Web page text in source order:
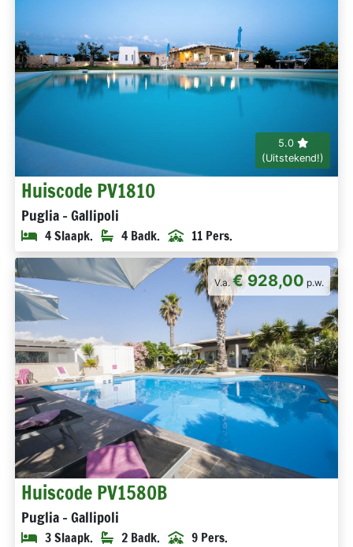
5.0
(Uitstekend!)
Huiscode PV1810
Puglia - Gallipoli
4 Slaapk. 4 Badk. 11 Pers.
V.a. € 928,00 p.w.
Huiscode PV1580B
Puglia - Gallipoli
3 Slaapk. 2 Badk. 9 Pers.